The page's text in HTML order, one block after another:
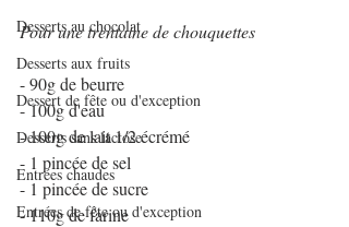
Desserts au chocolat
Desserts aux fruits
Dessert de fête ou d'exception
Desserts sans lactose
Entrées chaudes
Entrées de fête ou d'exception
Pour une trentaine de chouquettes
- 90g de beurre
- 100g d'eau
- 100g de lait 1/2 écrémé
- 1 pincée de sel
- 1 pincée de sucre
- 110g de farine